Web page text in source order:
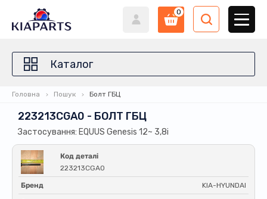
0
Каталог
Головна Пошук Болт ГБЦ
223213CGA0 - БОЛТ ГБЦ
Застосування: EQUUS Genesis 12~ 3,8i
Код деталі
223213CGA0
Бренд KIA-HYUNDAI